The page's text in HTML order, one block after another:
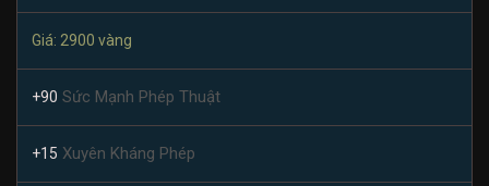
Giá: 2900 vàng
+90 Sức Mạnh Phép Thuật
+15 Xuyên Kháng Phép